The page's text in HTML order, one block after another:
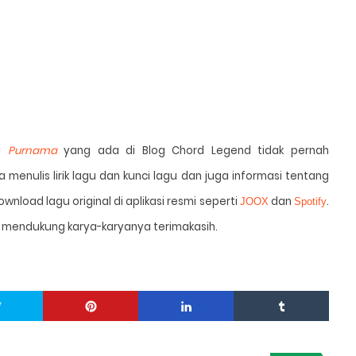
yang ada di Blog Chord Legend tidak pernah
menulis lirik lagu dan kunci lagu dan juga informasi tentang
lagu original di aplikasi resmi seperti JOOXdanSpotify.
karya-karyanya terimakasih.